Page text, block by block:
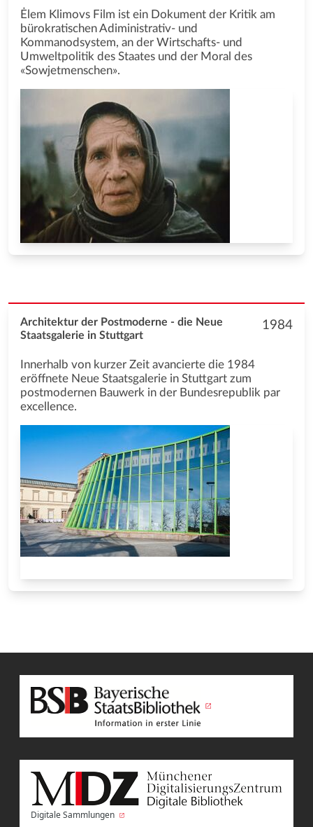
Ėlem Klimovs Film ist ein Dokument der Kritik am
bürokratischen Adiministrativ- und
Kommanodsystem, an der Wirtschafts- und
Umweltpolitik des Staates und der Moral des
«Sowjetmenschen».
1984
Architektur der Postmoderne - die Neue
Staatsgalerie in Stuttgart
Innerhalb von kurzer Zeit avancierte die 1984
eröffnete Neue Staatsgalerie in Stuttgart zum
postmodernen Bauwerk in der Bundesrepublik par
excellence.
Digitale Sammlungen